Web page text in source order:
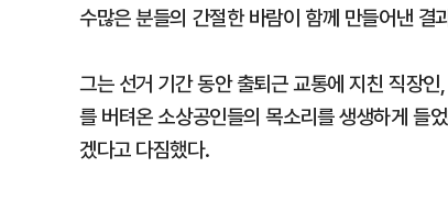
수많은 분들의 간절한 바람이 함께 만들어낸 결
그는 선거 기간 동안 출퇴근 교통에 지친 직장
를 버텨온 소상공인들의 목소리를 생생하게 들
겠다고 다짐했다.